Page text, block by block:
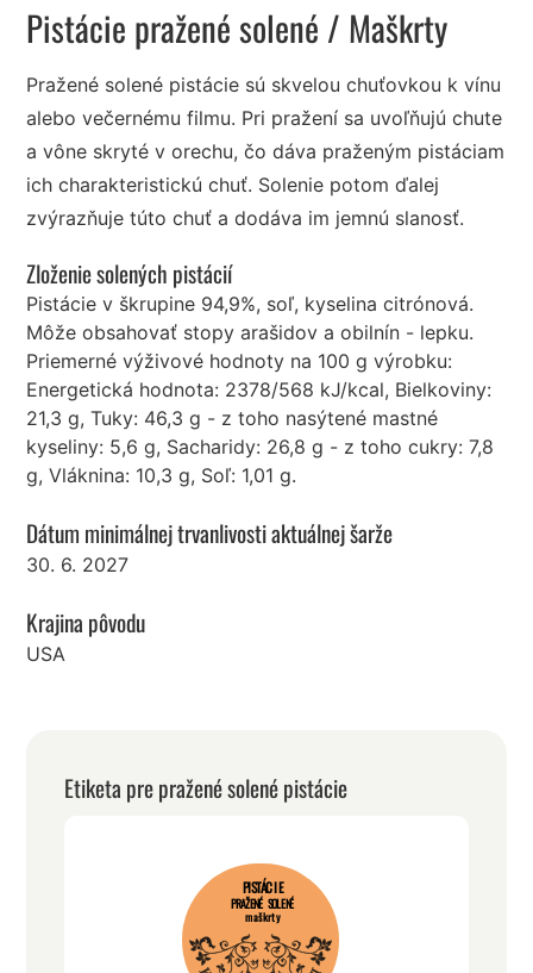
Pistácie pražené solené / Maškrty
Pražené solené pistácie sú skvelou chuťovkou k vínu
alebo večernému filmu. Pri pražení sa uvoľňujú chute
a vône skryté v orechu, čo dáva praženým pistáciam
ich charakteristickú chuť. Solenie potom ďalej
zvýrazňuje túto chuť a dodáva im jemnú slanosť.
Zloženie solených pistácií
Pistácie v škrupine 94,9%, soľ, kyselina citrónová.
Môže obsahovať stopy arašidov a obilnín - lepku.
Priemerné výživové hodnoty na 100 g výrobku:
Energetická hodnota: 2378/568 kJ/kcal, Bielkoviny:
21,3 g, Tuky: 46,3 g - z toho nasýtené mastné
kyseliny: 5,6 g, Sacharidy: 26,8 g - z toho cukry: 7,8
g, Vláknina: 10,3 g, Soľ: 1,01 g.
Dátum minimálnej trvanlivosti aktuálnej šarže
30. 6. 2027
Krajina pôvodu
USA
Etiketa pre pražené solené pistácie
PISTÁCIE
PRAŽENÉ SOLENÉ
maškrty